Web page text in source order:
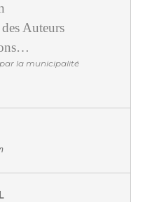
Auteurs
la municipalité